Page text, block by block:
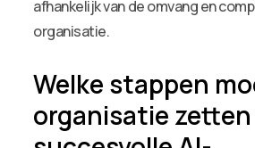
afhankelijk van de omvang en
organisatie.
Welke stappen
organisatie